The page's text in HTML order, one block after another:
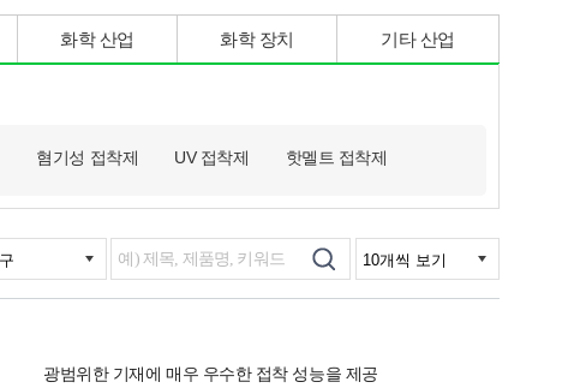
화학 산업 화학 장치 기타 산업
혐기성 접착제 UV 접착제 핫멜트 접착제
광범위한 기재에 매우 우수한 접착 성능을 제공